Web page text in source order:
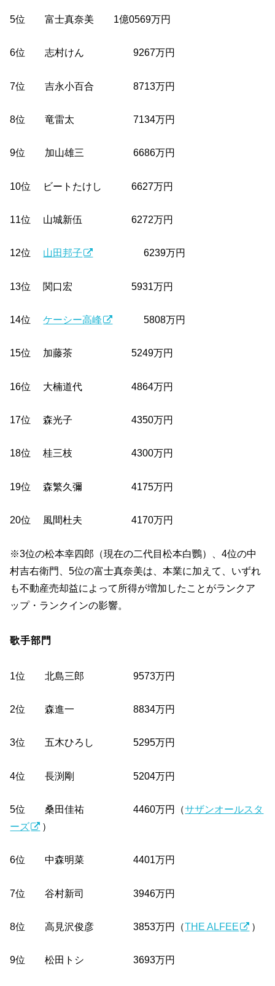
5位 富士真奈美 1億0569万円
6位 志村けん 9267万円
7位 吉永小百合 8713万円
8位 竜雷太 7134万円
9位 加山雄三 6686万円
10位 ビートたけし 6627万円
11位 山城新伍 6272万円
12位 山田邦子 6239万円
13位 関口宏 5931万円
14位ケーシー高峰 5808万円
15位 加藤茶 5249万円
16位 大楠道代 4864万円
17位 森光子 4350万円
18位 桂三枝 4300万円
19位 森繁久彌 4175万円
20位 風間杜夫 4170万円
※3位の松本幸四郎（現在の二代目松本白鸚）、4位の中
村吉右衛門、5位の富士真奈美は、本業に加えて、いずれ
も不動産売却益によって所得が増加したことがランクア
ップ・ランクインの影響。
歌手部門
1位 北島三郎 9573万円
2位 森進一 8834万円
3位 五木ひろし 5295万円
4位 長渕剛 5204万円
5位 桑田佳祐 4460万円（サザンオールスタ
ーズ
）
6位 中森明菜 4401万円
7位 谷村新司 3946万円
8位 高見沢俊彦 3853万円（THE ALFEE ）
9位 松田トシ 3693万円